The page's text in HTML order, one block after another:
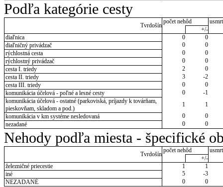
Podľa kategórie cesty
Tvrdošín
počet nehôd
+/-
diaľnica
0
0
diaľničný privádzač
0
0
rýchlostná cesta
0
0
rýchlostný privádzač
0
0
cesta I. triedy
2
0
cesta II. triedy
3
-2
cesta III. triedy
0
0
komunikácia účelová - poľné a lesné cesty
0
-1
komunikácia účelová - ostatné (parkoviská, príjazdy k továrňam,
pieskovňam, skladom a pod.)
1
1
komunikácia v km systéme nesledovaná
0
0
nezadané
0 0
Nehody podľa miesta - špecifické
Tvrdošín
počet nehôd
+/-
železničné priecestie
1
1
iné
5
-3
NEZADANÉ
0 0